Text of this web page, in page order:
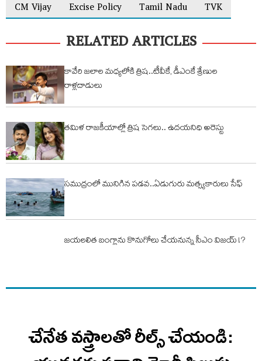
CM Vijay
Excise Policy Tamil Nadu TVK
RELATED ARTICLES
కావేరి జలాల మధ్యలోకి త్రిష..టీవీకే, డీఎంకే శ్రేణుల
రాళ్లదాడులు
తమిళ రాజకీయాల్లో త్రిష సెగలు.. ఉదయనిధి అరెస్టు
సముద్రంలో మునిగిన పడవ..ఏడుగురు మత్స్యకారులు సేఫ్
జయలలిత బంగ్లాను కొనుగోలు చేయనున్న సీఎం విజయ్ !?
చేనేత వస్త్రాలతో రీల్స్ చేయండి: